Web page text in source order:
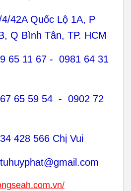
42A Quốc Lộ 1A, P
Q Bình Tân, TP. HCM
11 67 - 0981 64 31
54 - 0902 72
566 Chị Vui